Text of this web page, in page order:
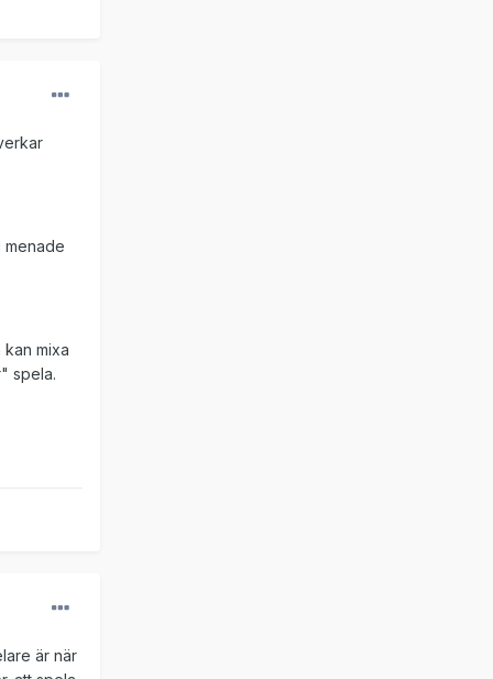
menade
mixa
spela.
är när